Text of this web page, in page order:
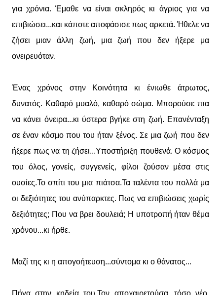
για χρόνια. Έμαθε να είναι σκληρός κι άγριος για να
επιβιώσει...και κάποτε αποφάσισε πως αρκετά. Ήθελε να
ζήσει μιαν άλλη ζωή, μια ζωή που δεν ήξερε μα
ονειρευόταν.
Ένας χρόνος στην Κοινότητα κι ένιωθε άτρωτος,
δυνατός. Καθαρό μυαλό, καθαρό σώμα. Μπορούσε πια
να κάνει όνειρα...κι ύστερα βγήκε στη ζωή. Επανένταξη
σε έναν κόσμο που του ήταν ξένος. Σε μια ζωή που δεν
ήξερε πως να τη ζήσει...Υποστήριξη πουθενά. Ο κόσμος
του όλος, γονείς, συγγενείς, φίλοι ζούσαν μέσα στις
ουσίες.Το σπίτι του μια πιάτσα.Τα ταλέντα του πολλά μα
οι δεξιότητες του ανύπαρκτες. Πως να επιβιώσεις χωρίς
δεξιότητες; Που να βρει δουλειά; Η υποτροπή ήταν θέμα
χρόνου...κι ήρθε.
Μαζί της κι η απογοήτευση...σύντομα κι ο θάνατος...
Πήγα στην κηδεία του.Τον αποχαιρετούσα...τόσο νέο,